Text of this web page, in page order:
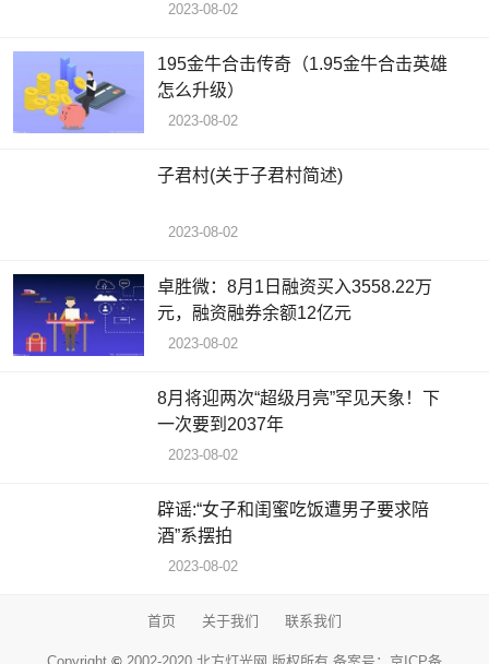
2023-08-02
195金牛合击传奇（1.95金牛合击英雄
怎么升级）
2023-08-02
子君村(关于子君村简述)
2023-08-02
卓胜微：8月1日融资买入3558.22万
元，融资融券余额12亿元
2023-08-02
8月将迎两次“超级月亮”罕见天象！下
一次要到2037年
2023-08-02
辟谣:“女子和闺蜜吃饭遭男子要求陪
酒”系摆拍
2023-08-02
首页 关于我们 联系我们